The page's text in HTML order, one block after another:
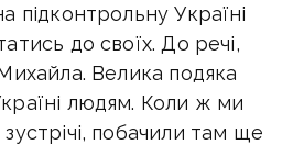
підконтрольну Україні
до своїх. До речі,
Велика подяка
людям. Коли ж ми
побачили там ще